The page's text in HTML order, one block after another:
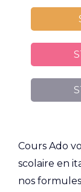
Cours Ado
scolaire en
nos